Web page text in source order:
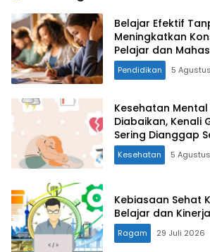
Belajar Efektif
Meningkatkan
Pelajar dan
Pendidikan 5
Kesehatan Mental
Diabaikan, Kenali
Sering Dianggap
Kesehatan 5
Kebiasaan Sehat
Belajar dan
Ragam 29 Juli 2026